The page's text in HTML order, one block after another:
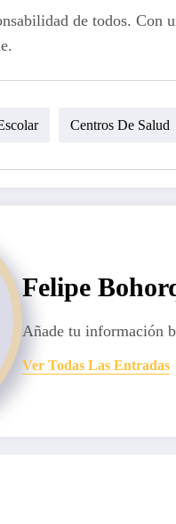
de todos. Con
Centros De Salud
Felipe
Añade tu información
Ver Todas Las Entradas